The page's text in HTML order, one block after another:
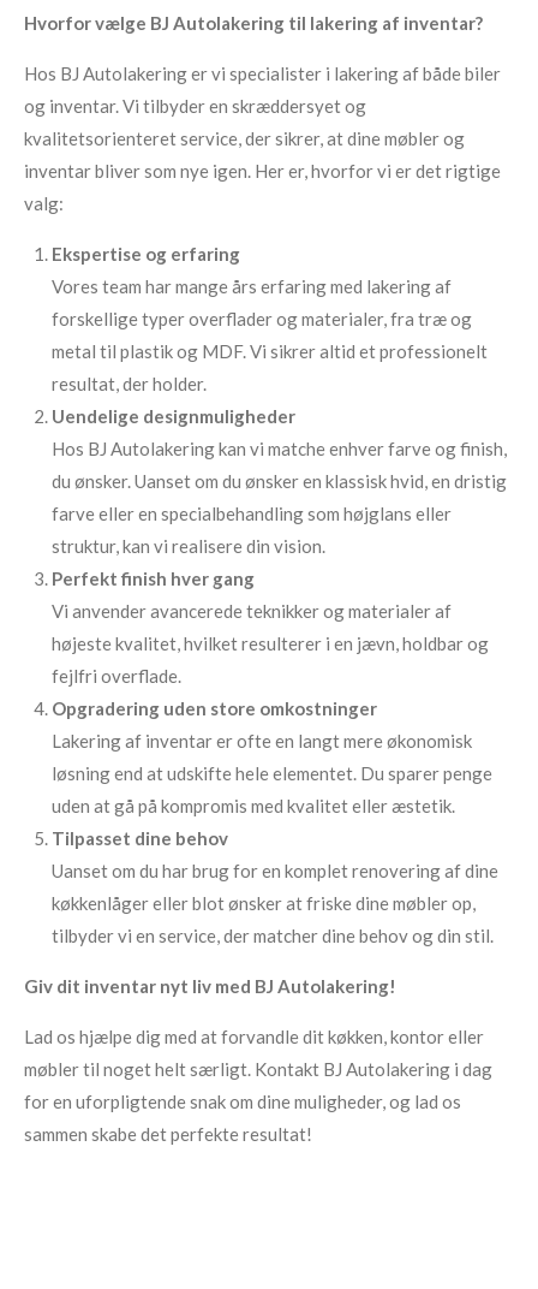
Hvorfor vælge BJ Autolakering til lakering af inventar?
Hos BJ Autolakering er vi specialister i lakering af både biler
og inventar. Vi tilbyder en skræddersyet og
kvalitetsorienteret service, der sikrer, at dine møbler og
inventar bliver som nye igen. Her er, hvorfor vi er det rigtige
valg:
Ekspertise og erfaring
Vores team har mange års erfaring med lakering af
forskellige typer overflader og materialer, fra træ og
metal til plastik og MDF. Vi sikrer altid et professionelt
resultat, der holder.
Uendelige designmuligheder
Hos BJ Autolakering kan vi matche enhver farve og finish,
du ønsker. Uanset om du ønsker en klassisk hvid, en dristig
farve eller en specialbehandling som højglans eller
struktur, kan vi realisere din vision.
Perfekt finish hver gang
Vi anvender avancerede teknikker og materialer af
højeste kvalitet, hvilket resulterer i en jævn, holdbar og
fejlfri overflade.
Opgradering uden store omkostninger
Lakering af inventar er ofte en langt mere økonomisk
løsning end at udskifte hele elementet. Du sparer penge
uden at gå på kompromis med kvalitet eller æstetik.
Tilpasset dine behov
Uanset om du har brug for en komplet renovering af dine
køkkenlåger eller blot ønsker at friske dine møbler op,
tilbyder vi en service, der matcher dine behov og din stil.
Giv dit inventar nyt liv med BJ Autolakering!
Lad os hjælpe dig med at forvandle dit køkken, kontor eller
møbler til noget helt særligt. Kontakt BJ Autolakering i dag
for en uforpligtende snak om dine muligheder, og lad os
sammen skabe det perfekte resultat!